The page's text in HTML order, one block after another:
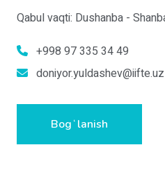
Qabul vaqti: Dushanba -
+998 97 335 34 49
doniyor.yuldashev@iifte.uz
Bogʻlanish